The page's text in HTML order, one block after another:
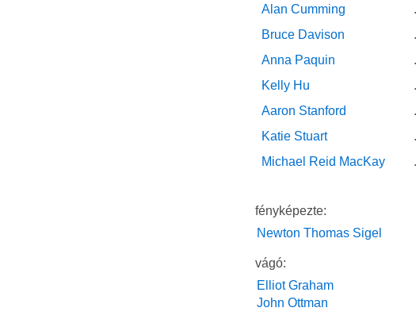
Alan Cumming
Bruce Davison
Anna Paquin
Kelly Hu
Aaron Stanford
Katie Stuart
Michael Reid MacKay
fényképezte:
Newton Thomas Sigel
vágó:
Elliot Graham
John Ottman